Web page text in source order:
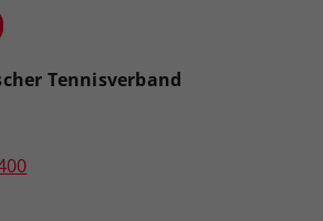
Tennisverband